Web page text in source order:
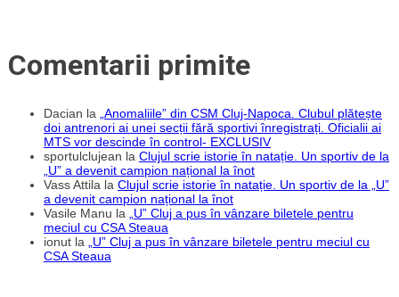
Comentarii primite
Dacian la
„Anomaliile” din CSM Cluj-Napoca. Clubul plătește
doi antrenori ai unei secții fără sportivi înregistrați. Oficialii ai
MTS vor descinde în control- EXCLUSIV
sportulclujean la Clujul scrie istorie în natație. Un sportiv de la
„U” a devenit campion național la înot
Vass Attila la Clujul scrie istorie în natație. Un sportiv de la „U”
a devenit campion național la înot
Vasile Manu la
„U” Cluj a pus în vânzare biletele pentru
meciul cu CSA Steaua
ionut la
„U” Cluj a pus în vânzare biletele pentru meciul cu
CSA Steaua